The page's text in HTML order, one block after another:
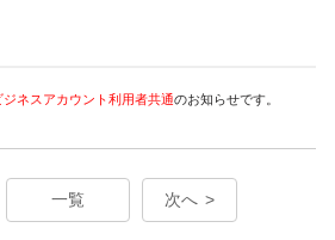
ネスアカウント利用者共通のお知らせです。
一覧 次へ